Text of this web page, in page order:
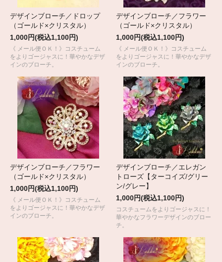
デザインブローチ／ドロップ
（ゴールド×クリスタル）
1,000円(税込1,100円)
《 メール便ＯＫ！》コスチューム
をよりゴージャスに！華やかなデザ
インのブローチ。
デザインブローチ／フラワー
（ゴールド×クリスタル）
1,000円(税込1,100円)
《 メール便ＯＫ！》コスチューム
をよりゴージャスに！華やかなデザ
インのブローチ。
デザインブローチ／フラワー
（ゴールド×クリスタル）
1,000円(税込1,100円)
《 メール便ＯＫ！》コスチューム
をよりゴージャスに！華やかなデザ
インのブローチ。
デザインブローチ／エレガン
トローズ【ターコイズ/グリー
ン/グレー】
1,000円(税込1,100円)
コスチュームをよりゴージャスに！
華やかなフラワーデザインのブロー
チ。